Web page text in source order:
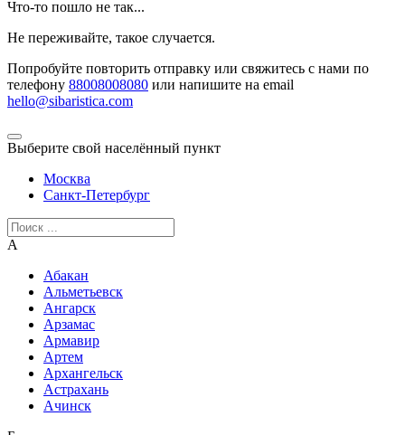
Что-то пошло не так...
Не переживайте, такое случается.
Попробуйте повторить отправку или свяжитесь с нами по
телефону 88008008080 или напишите на email
hello@sibaristica.com
Выберите свой населённый пункт
Москва
Санкт-Петербург
А
Абакан
Альметьевск
Ангарск
Арзамас
Армавир
Артем
Архангельск
Астрахань
Ачинск